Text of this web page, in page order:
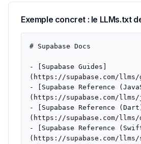
Exemple concret : le LLMs.txt
# Supabase Docs
- [Supabase Guides]
(https://supabase.com/
- [Supabase Reference
(https://supabase.com/
- [Supabase Reference
(https://supabase.com/
- [Supabase Reference
(https://supabase.com/